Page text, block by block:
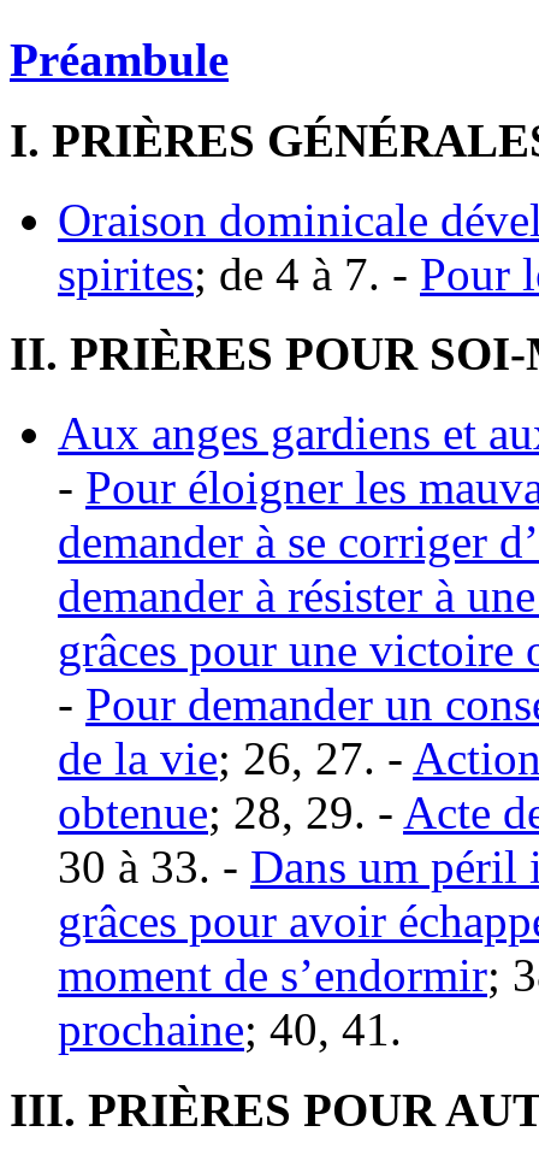
Préambule
I. PRIÈRES
Oraison dominicale
spirites; de 4 à 7. - Pour
II. PRIÈRES POUR
Aux anges gardiens et
- Pour éloigner les
demander à se corriger
demander à résister à
grâces pour une victoire
- Pour demander un
de la vie; 26, 27. -
obtenue; 28, 29. - Acte
30 à 33. - Dans um péril
grâces pour avoir
moment de s’endormir;
prochaine; 40, 41.
III. PRIÈRES POUR